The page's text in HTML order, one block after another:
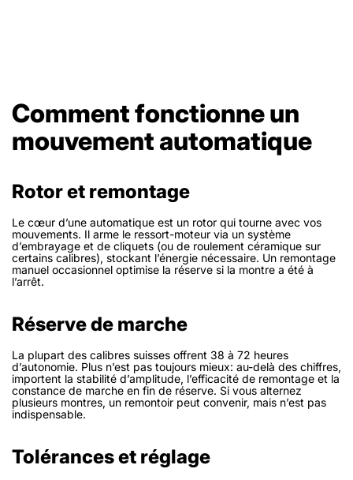
Comment fonctionne un
mouvement automatique
Rotor et remontage
Le cœur d’une automatique est un rotor qui tourne avec vos
mouvements. Il arme le ressort-moteur via un système
d’embrayage et de cliquets (ou de roulement céramique sur
certains calibres), stockant l’énergie nécessaire. Un remontage
manuel occasionnel optimise la réserve si la montre a été à
l’arrêt.
Réserve de marche
La plupart des calibres suisses offrent 38 à 72 heures
d’autonomie. Plus n’est pas toujours mieux: au-delà des chiffres,
importent la stabilité d’amplitude, l’efficacité de remontage et la
constance de marche en fin de réserve. Si vous alternez
plusieurs montres, un remontoir peut convenir, mais n’est pas
indispensable.
Tolérances et réglage